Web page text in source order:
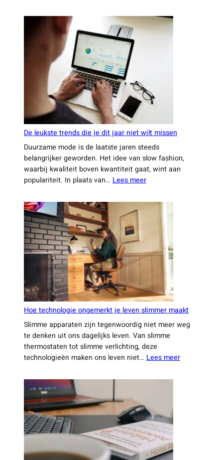
steeds
meer
aannemer
uit
De leukste trends die je dit jaar niet wilt missen
Duurzame mode is de laatste jaren steeds
belangrijker geworden. Het idee van slow fashion,
waarbij kwaliteit boven kwantiteit gaat, wint aan
populariteit. In plaats van… Lees meer:
leukste
jaar
niet
missen
Hoe technologie ongemerkt je leven slimmer maakt
Slimme apparaten zijn tegenwoordig niet meer weg
te denken uit ons dagelijks leven. Van slimme
thermostaten tot slimme verlichting, deze
technologieën maken ons leven niet… Lees meer: